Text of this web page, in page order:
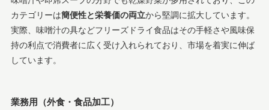
カテゴリーは簡便性と栄養価の両立から堅調に拡大しています。
実際、味噌汁の具などフリーズドライ食品はその手軽さや風味保
持の利点で消費者に広く受け入れられており、市場を着実に伸ば
しています​。
業務用（外食・食品加工）